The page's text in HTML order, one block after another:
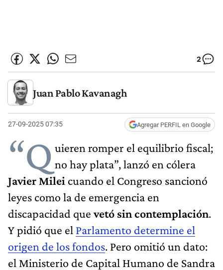
2
Juan Pablo Kavanagh
27-09-2025 07:35 Agregar PERFIL en Google
“Q uieren romper el equilibrio fiscal;
no hay plata”, lanzó en cólera
Javier Milei cuando el Congreso sancionó
leyes como la de emergencia en
discapacidad quevetó sin contemplación.
Y pidió que el Parlamento determine el
origen de los fondos. Pero omitió un dato:
el Ministerio de Capital Humano de Sandra